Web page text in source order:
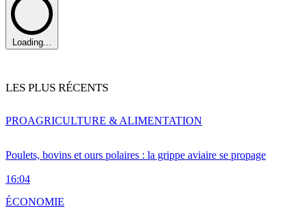
Loading...
LES PLUS RÉCENTS
Poulets, bovins et ours polaires : la grippe aviaire se propage
16:04
PROAGRICULTURE & ALIMENTATION
ÉCONOMIE